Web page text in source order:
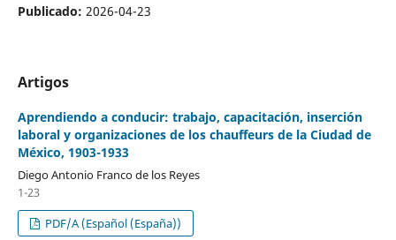
Publicado: 2026-04-23
Artigos
Aprendiendo a conducir: trabajo, capacitación, inserción
laboral y organizaciones de los chauffeurs de la Ciudad de
México, 1903-1933
Diego Antonio Franco de los Reyes
1-23
PDF/A (Español (España))